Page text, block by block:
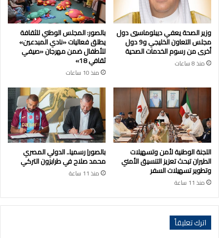
وزير الصحة يعفي ديبلوماسيي دول
مجلس التعاون الخليجي و9 دول
أخرى من رسوم الخدمات الصحية
منذ 8 ساعات
بالصور: المجلس الوطني للثقافة
يطلق فعاليات «نادي المبدعين»
للأطفال ضمن مهرجان «صيفي
ثقافي 18»
منذ 10 ساعات
اللجنة الوطنية لأمن وتسهيلات
الطيران تبحث تعزيز التنسيق الأمني
وتطوير تسهيلات السفر
منذ 11 ساعة
بالصور| رسميا.. الدولي المصري
محمد صلاح في طرابزون التركي
منذ 11 ساعة
اترك تعليقاً